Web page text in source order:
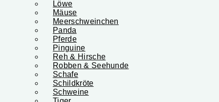
Löwe
Mäuse
Meerschweinchen
Panda
Pferde
Pinguine
Reh & Hirsche
Robben & Seehunde
Schafe
Schildkröte
Schweine